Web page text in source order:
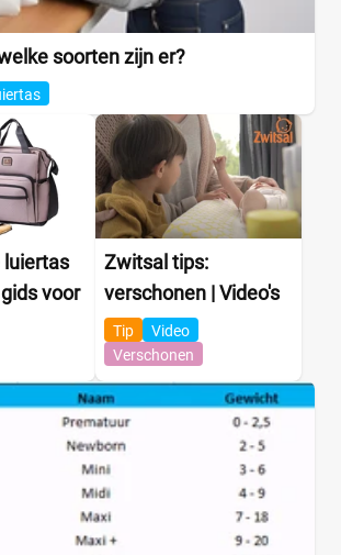
soorten zijn er?
luiertas
voor
Zwitsal tips:
verschonen | Video's
Tip
Video
Verschonen